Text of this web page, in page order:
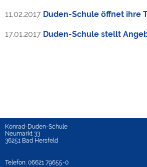
11.02.2017 Duden-Schule öffnet ihre
17.01.2017 Duden-Schule stellt
Konrad-Duden-Schule
Neumarkt 33
36251 Bad Hersfeld
Telefon: 06621 79655-0